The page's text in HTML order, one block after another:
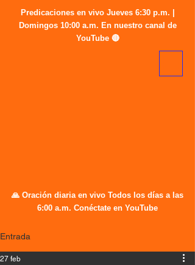
🙏 Oración diaria en vivo Todos los días a las
6:00 a.m. Conéctate en YouTube
Predicaciones en vivo Jueves 6:30 p.m. |
Domingos 10:00 a.m. En nuestro canal de
YouTube 🔴
Entrada
27 feb